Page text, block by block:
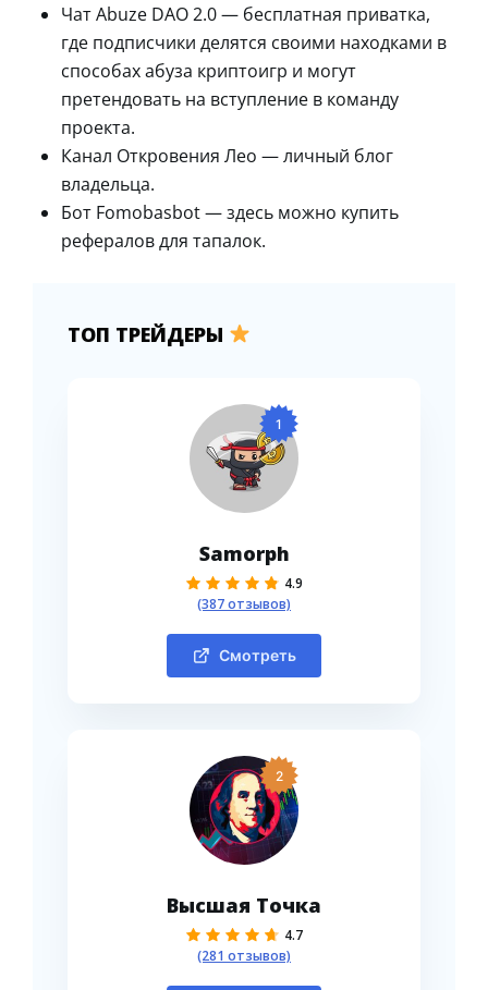
Чат Abuze DAO 2.0 — бесплатная приватка,
где подписчики делятся своими находками в
способах абуза криптоигр и могут
претендовать на вступление в команду
проекта.
Канал Откровения Лео — личный блог
владельца.
Бот Fomobasbot — здесь можно купить
рефералов для тапалок.
ТОП ТРЕЙДЕРЫ
1
Samorph
4.9
(387 отзывов)
Смотреть
2
Высшая Точка
4.7
(281 отзывов)